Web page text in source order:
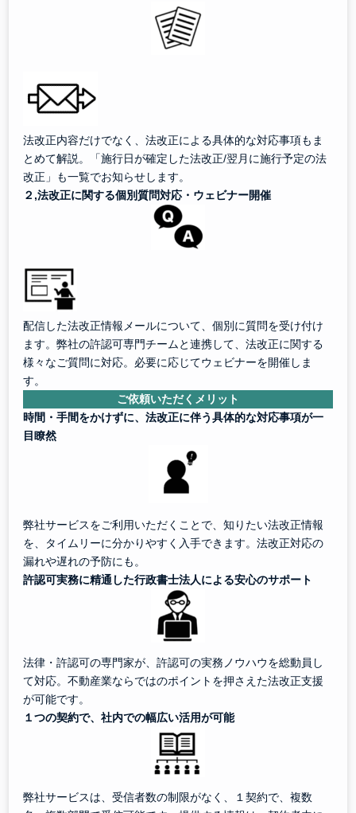
法改正内容だけでなく、法改正による具体的な対応事項もま
とめて解説。「施行日が確定した法改正/翌月に施行予定の法
改正」も一覧でお知らせします。
２,法改正に関する個別質問対応・ウェビナー開催
配信した法改正情報メールについて、個別に質問を受け付け
ます。弊社の許認可専門チームと連携して、法改正に関する
様々なご質問に対応。必要に応じてウェビナーを開催しま
す。
ご依頼いただくメリット
時間・手間をかけずに、法改正に伴う具体的な対応事項が一
目瞭然
弊社サービスをご利用いただくことで、知りたい法改正情報
を、タイムリーに分かりやすく入手できます。法改正対応の
漏れや遅れの予防にも。
許認可実務に精通した行政書士法人による安心のサポート
法律・許認可の専門家が、許認可の実務ノウハウを総動員し
て対応。不動産業ならではのポイントを押さえた法改正支援
が可能です。
１つの契約で、社内での幅広い活用が可能
弊社サービスは、受信者数の制限がなく、１契約で、複数